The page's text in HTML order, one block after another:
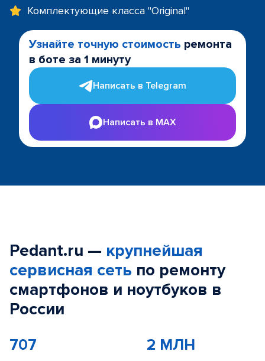
Комплектующие класса "Original"
Узнайте точную стоимость ремонта
в боте за 1 минуту
Написать в Telegram
Написать в MAX
Pedant.ru — крупнейшая
сервисная сеть по ремонту
смартфонов и ноутбуков в
России
707 2 МЛН